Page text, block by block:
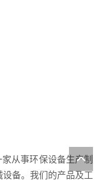
从事环保设备生产制
备。我们的产品及工